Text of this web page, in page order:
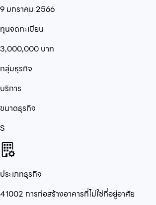
9 มกราคม 2566
ทุนจดทะเบียน
3,000,000 บาท
กลุ่มธุรกิจ
บริการ
ขนาดธุรกิจ
S
ประเภทธุรกิจ
41002 การก่อสร้างอาคารที่ไม่ใช่ที่อยู่อาศัย